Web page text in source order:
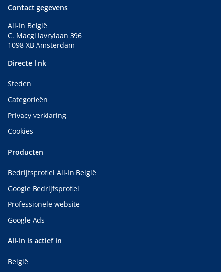
Contact gegevens
All-In België
C. Macgillavrylaan 396
1098 XB Amsterdam
Directe link
Steden
Categorieën
Privacy verklaring
Cookies
Producten
Bedrijfsprofiel All-In België
Google Bedrijfsprofiel
Professionele website
Google Ads
All-In is actief in
België